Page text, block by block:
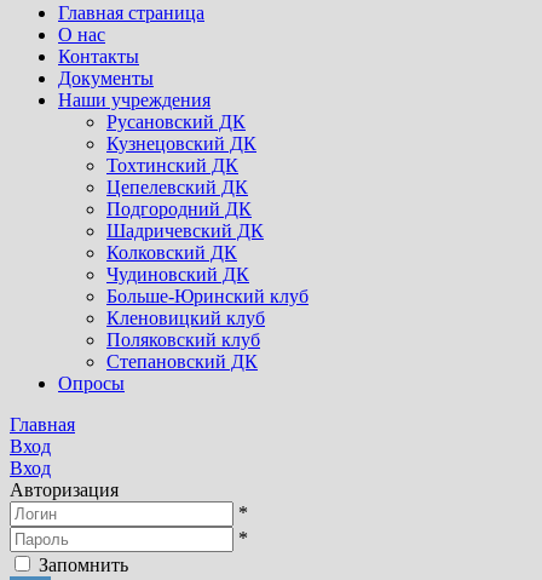
Главная страница
О нас
Контакты
Документы
Наши учреждения
Русановский ДК
Кузнецовский ДК
Тохтинский ДК
Цепелевский ДК
Подгородний ДК
Шадричевский ДК
Колковский ДК
Чудиновский ДК
Больше-Юринский клуб
Кленовицкий клуб
Поляковский клуб
Степановский ДК
Опросы
Главная
Вход
Вход
Авторизация
*
*
Запомнить